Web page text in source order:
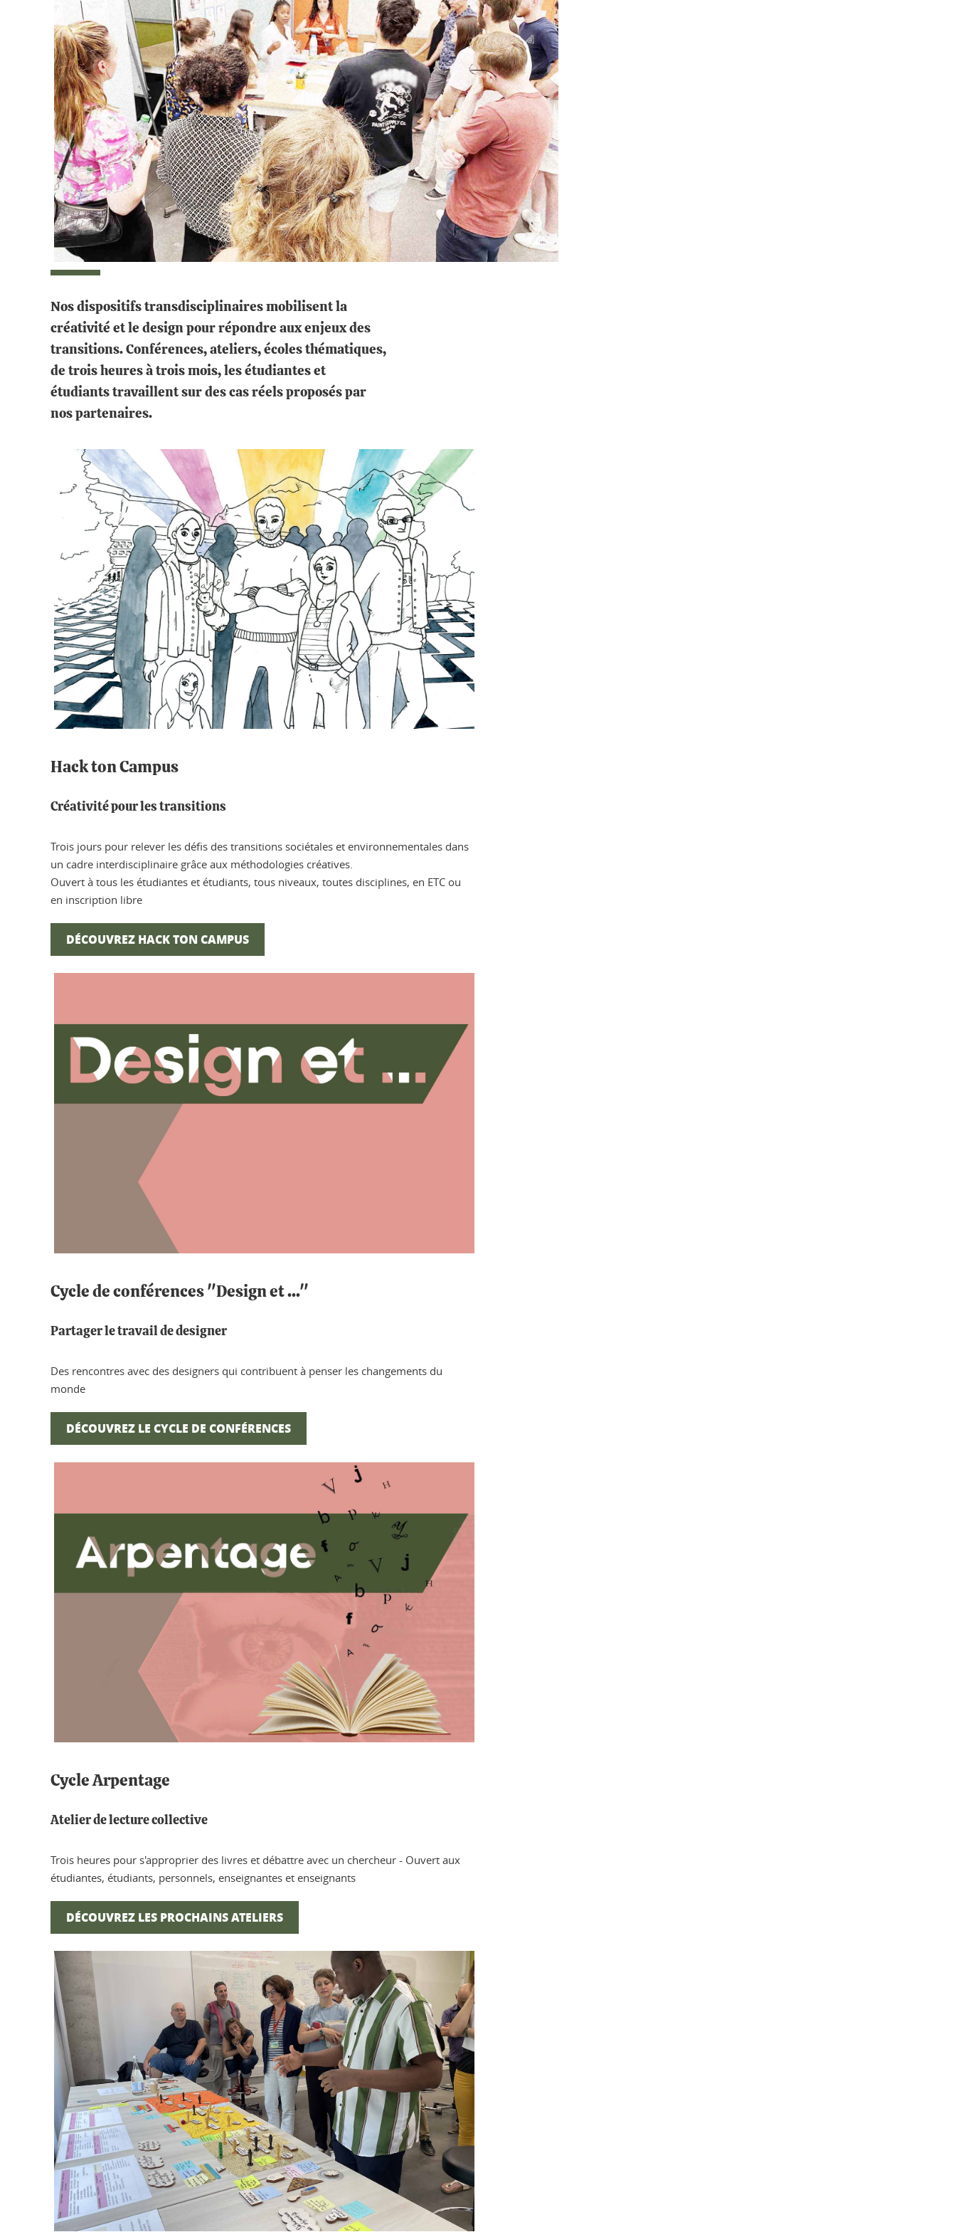
Nos dispositifs transdisciplinaires mobilisent la
créativité et le design pour répondre aux enjeux des
transitions. Conférences, ateliers, écoles thématiques,
de trois heures à trois mois, les étudiantes et
étudiants travaillent sur des cas réels proposés par
nos partenaires.
Hack ton Campus
Créativité pour les transitions
Trois jours pour relever les défis des transitions sociétales et environnementales dans
un cadre interdisciplinaire grâce aux méthodologies créatives.
Ouvert à tous les étudiantes et étudiants, tous niveaux, toutes disciplines, en ETC ou
en inscription libre
DÉCOUVREZ HACK TON CAMPUS
Cycle de conférences "Design et ..."
Partager le travail de designer
Des rencontres avec des designers qui contribuent à penser les changements du
monde
DÉCOUVREZ LE CYCLE DE CONFÉRENCES
Cycle Arpentage
Atelier de lecture collective
Trois heures pour s'approprier des livres et débattre avec un chercheur - Ouvert aux
étudiantes, étudiants, personnels, enseignantes et enseignants
DÉCOUVREZ LES PROCHAINS ATELIERS